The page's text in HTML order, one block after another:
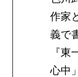
作家
義で
『
心中